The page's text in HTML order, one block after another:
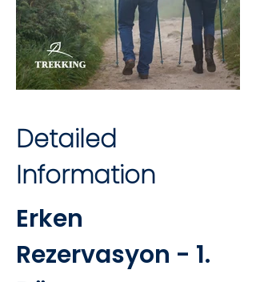
Detailed
Information
Erken
Rezervasyon - 1.